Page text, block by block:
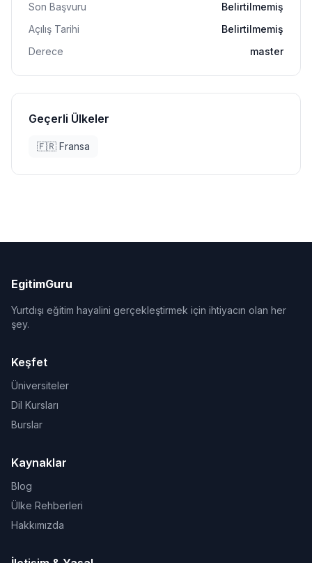
Son Başvuru
Belirtilmemiş
Açılış Tarihi
Belirtilmemiş
Derece
master
Geçerli Ülkeler
🇫🇷 Fransa
EgitimGuru
Yurtdışı eğitim hayalini gerçekleştirmek için ihtiyacın olan her
şey.
Keşfet
Üniversiteler
Dil Kursları
Burslar
Kaynaklar
Blog
Ülke Rehberleri
Hakkımızda